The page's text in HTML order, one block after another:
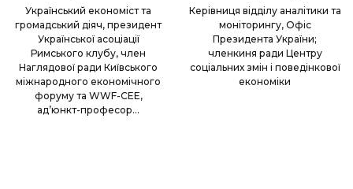
Український економіст та
громадський діяч, президент
Української асоціації
Римського клубу, член
Наглядової ради Київського
міжнародного економічного
форуму та WWF-CEE,
ад’юнкт-професор…
Керівниця відділу аналітики та
моніторингу, Офіс
Президента України;
членкиня ради Центру
соціальних змін і поведінкової
економіки